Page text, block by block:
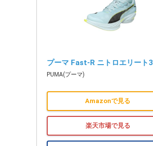
プーマ Fast-R ニトロエリート3
PUMA(プーマ)
Amazonで見る
楽天市場で見る